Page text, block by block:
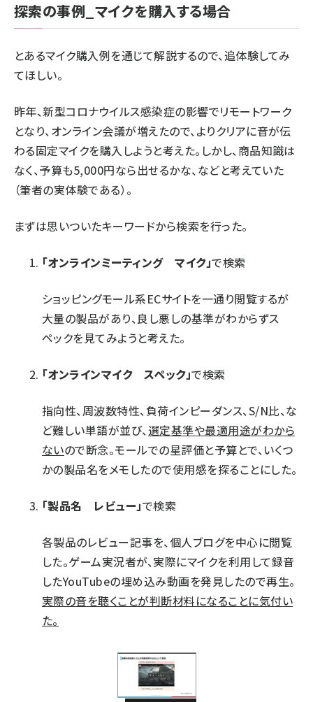
探索の事例_マイクを購入する場合
とあるマイク購入例を通じて解説するので、追体験してみ
てほしい。
昨年、新型コロナウイルス感染症の影響でリモートワーク
となり、オンライン会議が増えたので、よりクリアに音が伝
わる固定マイクを購入しようと考えた。しかし、商品知識は
なく、予算も5,000円なら出せるかな、などと考えていた
（筆者の実体験である）。
まずは思いついたキーワードから検索を行った。
「オンラインミーティング マイク」で検索
ショッピングモール系ECサイトを一通り閲覧するが
大量の製品があり、良し悪しの基準がわからずス
ペックを見てみようと考えた。
「オンラインマイク スペック」で検索
指向性、周波数特性、負荷インピーダンス、S/N比、な
ど難しい単語が並び、選定基準や最適用途がわから
ないので断念。モールでの星評価と予算とで、いくつ
かの製品名をメモしたので使用感を探ることにした。
「製品名 レビュー」で検索
各製品のレビュー記事を、個人ブログを中心に閲覧
した。ゲーム実況者が、実際にマイクを利用して録音
したYouTubeの埋め込み動画を発見したので再生。
実際の音を聴くことが判断材料になることに気付い
た。